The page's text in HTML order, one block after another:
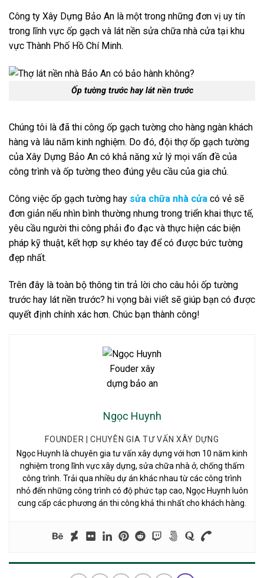
Công ty Xây Dựng Bảo An là một trong những đơn vị uy tín
trong lĩnh vực ốp gạch và lát nền sửa chữa nhà cửa tại khu
vực Thành Phố Hồ Chí Minh.
Ốp tường trước hay lát nền trước
Chúng tôi là đã thi công ốp gạch tường cho hàng ngàn khách
hàng và lâu năm kinh nghiệm. Do đó, đội thợ ốp gạch tường
của Xây Dựng Bảo An có khả năng xử lý mọi vấn đề của
công trình và ốp tường theo đúng yêu cầu của gia chủ.
Công việc ốp gạch tường hay sửa chữa nhà cửa có vẻ sẽ
đơn giản nếu nhìn bình thường nhưng trong triển khai thực tế,
yêu cầu người thi công phải đo đạc và thực hiện các biện
pháp kỹ thuật, kết hợp sự khéo tay để có được bức tường
đẹp nhất.
Trên đây là toàn bộ thông tin trả lời cho câu hỏi ốp tường
trước hay lát nền trước? hi vọng bài viết sẽ giúp bạn có được
quyết định chính xác hơn. Chúc bạn thành công!
Ngọc Huynh
FOUNDER | CHUYÊN GIA TƯ VẤN XÂY DỰNG
Ngọc Huynh là chuyên gia tư vấn xây dựng với hơn 10 năm kinh
nghiệm trong lĩnh vực xây dựng, sửa chữa nhà ở, chống thấm
công trình. Trải qua nhiều dự án khác nhau từ các công trình
nhỏ đến những công trình có độ phức tạp cao, Ngọc Huynh luôn
cung cấp các phương án thi công khả thi nhất cho khách hàng.